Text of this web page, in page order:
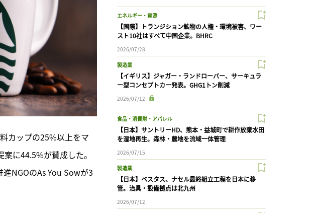
カップの25%以上をマ
に44.5%が賛成した。
NGOのAs You Sowが3
エネルギー・資源
【国際】トランジション鉱物の人権・環境被害、ワー
スト10社はすべて中国企業。BHRC
2026/07/28
製造業
【イギリス】ジャガー・ランドローバー、サーキュラ
ー型コンセプトカー発表。GHG1トン削減
2026/07/12
食品・消費財・アパレル
【日本】サントリーHD、熊本・益城町で耕作放棄水田
を湿地再生。森林・農地を流域一体管理
2026/07/15
製造業
【日本】ベスタス、ナセル最終組立工程を日本に移
管。治具・設備拠点は北九州
2026/07/12